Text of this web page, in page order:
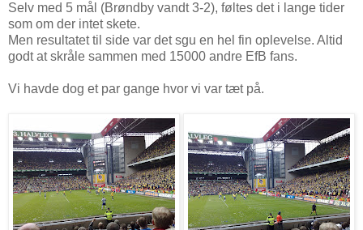
Selv med 5 mål (Brøndby vandt 3-2), føltes det i lange tider
som om der intet skete.
Men resultatet til side var det sgu en hel fin oplevelse. Altid
godt at skråle sammen med 15000 andre EfB fans.
Vi havde dog et par gange hvor vi var tæt på.